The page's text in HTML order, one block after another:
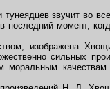
звучит во
последний момент,
изображена
сильных
моральным